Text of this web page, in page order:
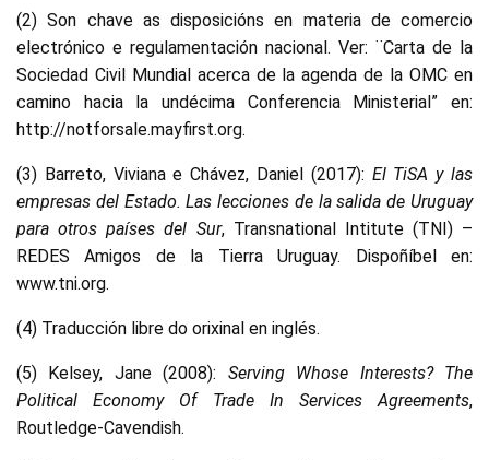
(2) Son chave as disposicións en materia de comercio
electrónico e regulamentación nacional. Ver: ¨Carta de la
Sociedad Civil Mundial acerca de la agenda de la OMC en
camino hacia la undécima Conferencia Ministerial” en:
http://notforsale.mayfirst.org.
(3) Barreto, Viviana e Chávez, Daniel (2017): El TiSA y las
empresas del Estado. Las lecciones de la salida de Uruguay
para otros países del Sur, Transnational Intitute (TNI) –
REDES Amigos de la Tierra Uruguay. Dispoñíbel en:
www.tni.org.
(4) Traducción libre do orixinal en inglés.
(5) Kelsey, Jane (2008): Serving Whose Interests? The
Political Economy Of Trade In Services Agreements,
Routledge-Cavendish.